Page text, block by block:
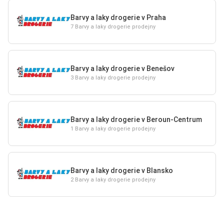
Barvy a laky drogerie v Praha
7 Barvy a laky drogerie prodejny
Barvy a laky drogerie v Benešov
3 Barvy a laky drogerie prodejny
Barvy a laky drogerie v Beroun-Centrum
1 Barvy a laky drogerie prodejny
Barvy a laky drogerie v Blansko
2 Barvy a laky drogerie prodejny